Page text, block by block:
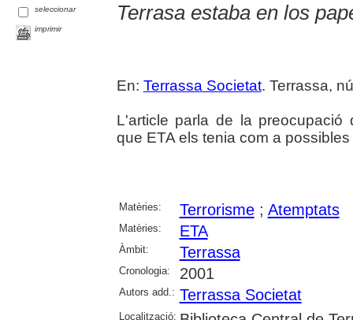
seleccionar
imprimir
Terrasa estaba en los
En: Terrassa Societat. Terrassa,
L'article parla de la preocupació
que ETA els tenia com a
Matèries: Terrorisme; Atemptats
Matèries: ETA
Àmbit: Terrassa
Cronologia: 2001
Autors add.: Terrassa Societat
Localització: